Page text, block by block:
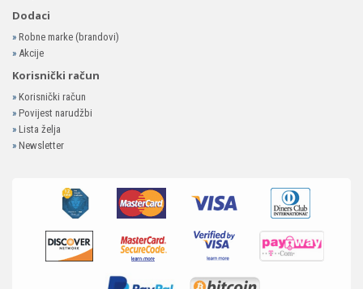
Dodaci
» Robne marke (brandovi)
» Akcije
Korisnički račun
» Korisnički račun
» Povijest narudžbi
» Lista želja
» Newsletter